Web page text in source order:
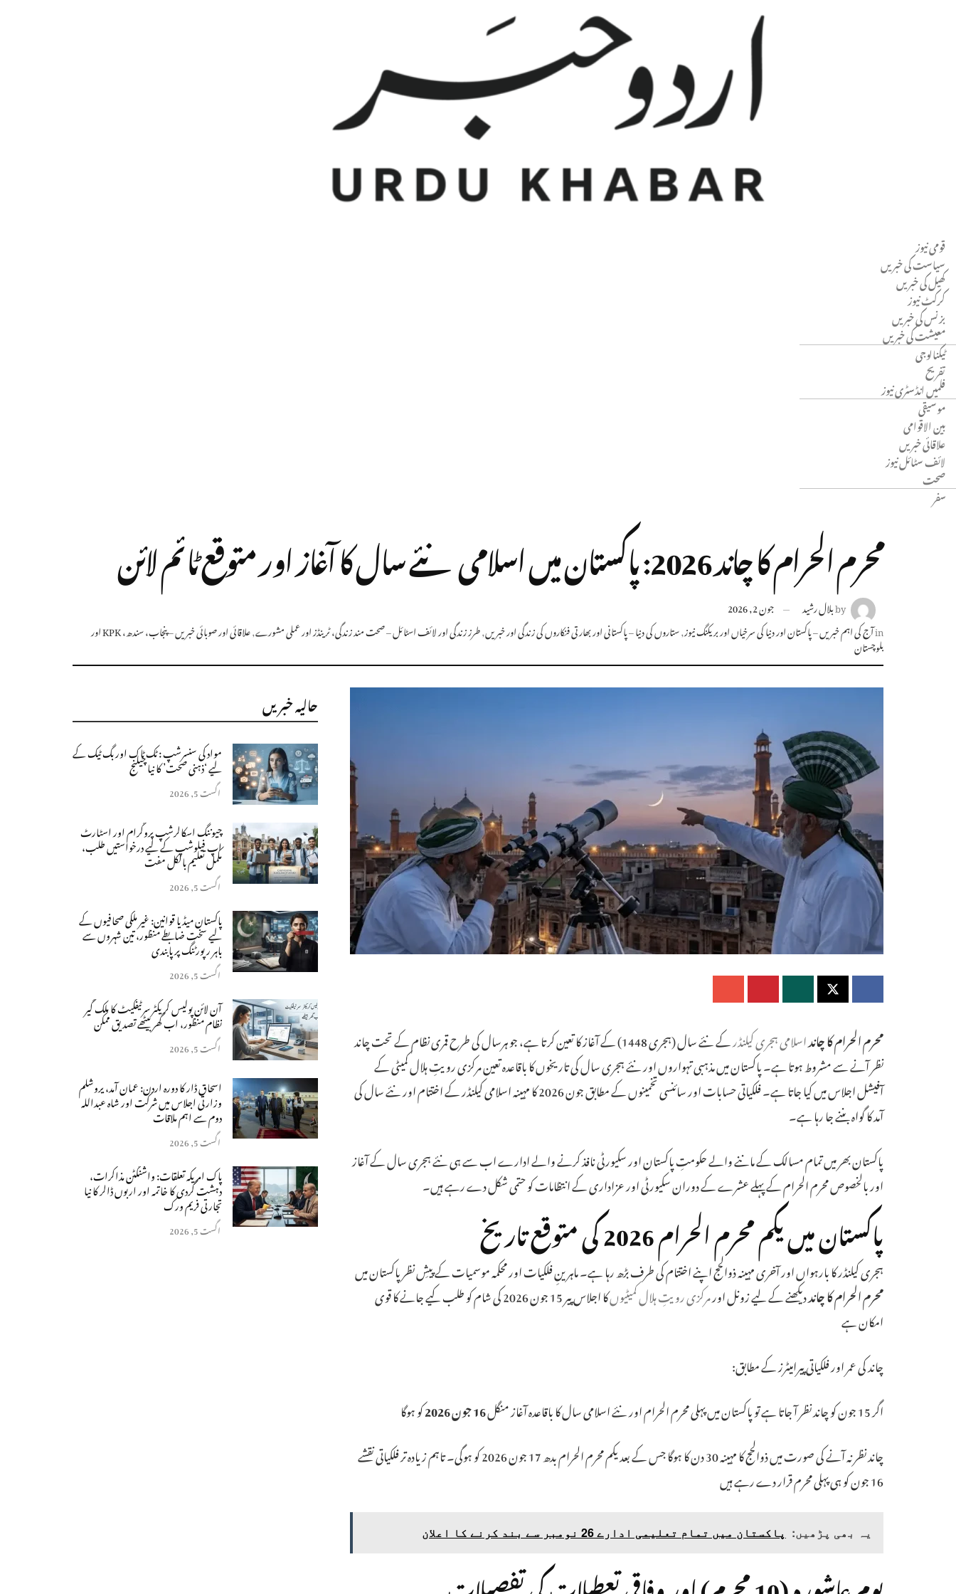
Menuقومی نیوز
سیاست کی خبریں
کھیل کی خبریں
کرکٹ نیوز
بزنس کی خبریں
معیشت کی خبریں
ٹیکنالوجی
تفریح
فلمیں انڈسٹری نیوز
موسیقی
بین الاقوامی
علاقائی خبریں
لائف سٹائل نیوز
صحت
سفر
محرم الحرام کا چاند 2026: پاکستان میں اسلامی نئے سال کا آغاز اور متوقع ٹائم لائن
byبلال رشید
جون 2, 2026
inآج کی اہم خبریں – پاکستان اور دنیا کی سرخیاں اور بریکنگ نیوز,ستاروں کی دنیا – پاکستانی اور بھارتی فنکاروں کی زندگی اور خبریں,طرز زندگی اور لائف اسٹائل – صحت مند زندگی، ٹرینڈز اور عملی مشورے, علاقائی اور صوبائی خبریں – پنجاب، سندھ، KPK اور
بلوچستان
محرم الحرام کا چانداسلامی ہجری کیلنڈر
کے نئے سال (ہجری 1448) کے آغاز کا تعین کرتا ہے، جو ہرسال کی طرح قمری نظام کے تحت چاند
نظر آنے سے مشروط ہوتا ہے۔ پاکستان میں مذہبی تہواروں اور نئے ہجری سال کی تاریخوں کا باقاعدہ تعین مرکزی رویتِ ہلال کمیٹی کے
آفیشل اجلاس میں کیا جاتا ہے۔ فلکیاتی حسابات اور سائنسی تخمینوں کے مطابق جون 2026 کا مہینہ اسلامی کیلنڈر کے اختتام اور نئے سال کی
آمد کا گواہ بننے جا رہا ہے۔
پاکستان بھر میں تمام مسالک کے ماننے والے حکومتِ پاکستان اور سکیورٹی نافذ کرنے والے ادارے اب سے ہی نئے ہجری سال کے آغاز
اور بالخصوص محرم الحرام کے پہلے عشرے کے دوران سکیورٹی اور عزاداری کے انتظامات کو حتمی شکل دے رہے ہیں۔
پاکستان میں یکم محرم الحرام 2026 کی متوقع تاریخ
ہجری کیلنڈر کا بارہواں اور آخری مہینہ ذوالحج اپنے اختتام کی طرف بڑھ رہا ہے۔ ماہرینِ فلکیات اور محکمہ موسمیات کے پیشِ نظرپاکستان میں
محرم الحرام کا چانددیکھنے کے لیے زونل اورمرکزی رویتِ ہلال کمیٹیوں
کا اجلاس پیر 15 جون 2026 کی شام کو طلب کیے جانے کا قوی
امکان ہے
چاند کی عمر اور فلکیاتی پیرامیٹرز کے مطابق:
اگر 15 جون کو چاند نظر آ جاتا ہے تو پاکستان میں پہلی محرم الحرام اور نئے اسلامی سال کا باقاعدہ آغاز منگل
16 جون 2026
کو ہوگا
چاند نظر نہ آنے کی صورت میں ذوالحج کا مہینہ 30 دن کا ہوگا جس کے بعد یکم محرم الحرام بدھ 17 جون 2026 کو ہوگی۔ تاہم زیادہ تر فلکیاتی نقشے
16 جون کو ہی پہلی محرم قرار دے رہے ہیں
یہ بھی پڑھیں: پاکستان میں تمام تعلیمی ادارے 26 نومبر سے بند کرنے کا اعلان
حالیہ خبریں
مواد کی سنسرشپ : ٹک ٹاک اور بگ ٹیک کے
لیے ‘ذہنی صحت’ کا نیا چیلنج
اگست 5, 2026
چیوننگ اسکالرشپ پروگرام اور اسٹارٹ
اپ فیلوشپ کے لیے درخواستیں طلب،
مکمل تعلیم بالکل مفت
اگست 5, 2026
پاکستان میڈیا قوانین: غیر ملکی صحافیوں کے
لیے سخت ضابطے منظور، تین شہروں سے
باہر رپورٹنگ پر پابندی
اگست 5, 2026
آن لائن پولیس کریکٹر سرٹیفکیٹ کا ملک گیر
نظام منظور، اب گھر بیٹھے تصدیق ممکن
اگست 5, 2026
اسحاق ڈار کا دورہ اردن: عمان آمد، یروشلم
وزارتی اجلاس میں شرکت اور شاہ عبداللہ
دوم سے اہم ملاقات
اگست 5, 2026
پاک امریکہ تعلقات: واشنگٹن مذاکرات،
دہشت گردی کا خاتمہ اور اربوں ڈالر کا نیا
تجارتی فریم ورک
اگست 5, 2026